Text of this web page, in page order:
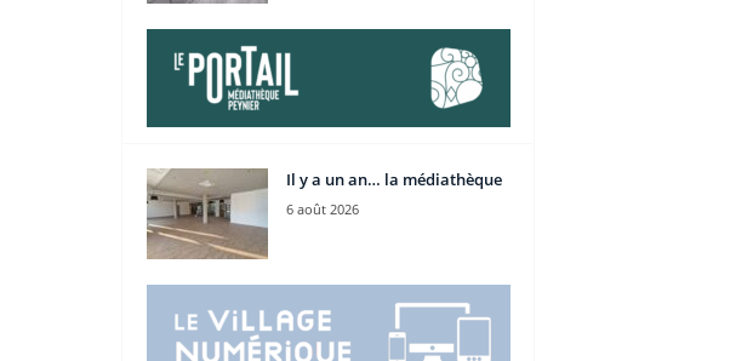
Il y a un an… la médiathèque
6 août 2026